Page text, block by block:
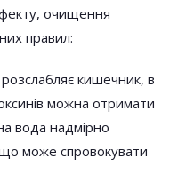
очищення
правил:
кишечник, в
можна отримати
вода надмірно
може спровокувати